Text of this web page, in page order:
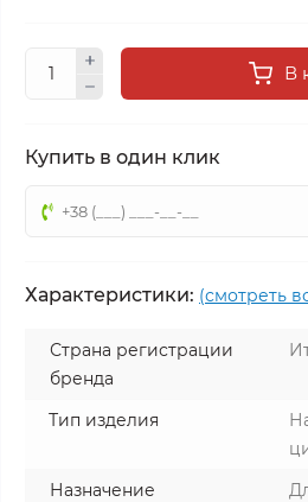
В
Купить в один клик
Характеристики: (смотреть
Страна регистрации
бренда
Тип изделия
Назначение